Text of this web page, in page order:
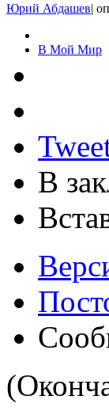
Юрий Абдашев|
В Мой Мир
В